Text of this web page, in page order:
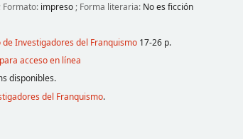
Formato: impreso; Forma literaria: No es ficción
Investigadores del Franquismo17-26 p.
acceso en línea
disponibles.
del Franquismo.